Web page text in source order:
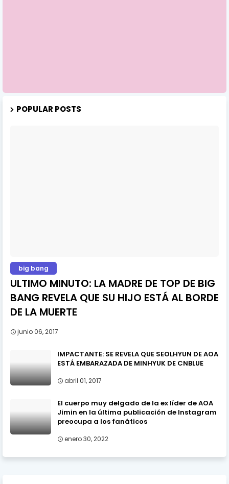
POPULAR POSTS
big bang
ULTIMO MINUTO: LA MADRE DE TOP DE BIG
BANG REVELA QUE SU HIJO ESTÁ AL BORDE
DE LA MUERTE
junio 06, 2017
IMPACTANTE: SE REVELA QUE SEOLHYUN DE AOA
ESTÁ EMBARAZADA DE MINHYUK DE CNBLUE
abril 01, 2017
El cuerpo muy delgado de la ex líder de AOA
Jimin en la última publicación de Instagram
preocupa a los fanáticos
enero 30, 2022